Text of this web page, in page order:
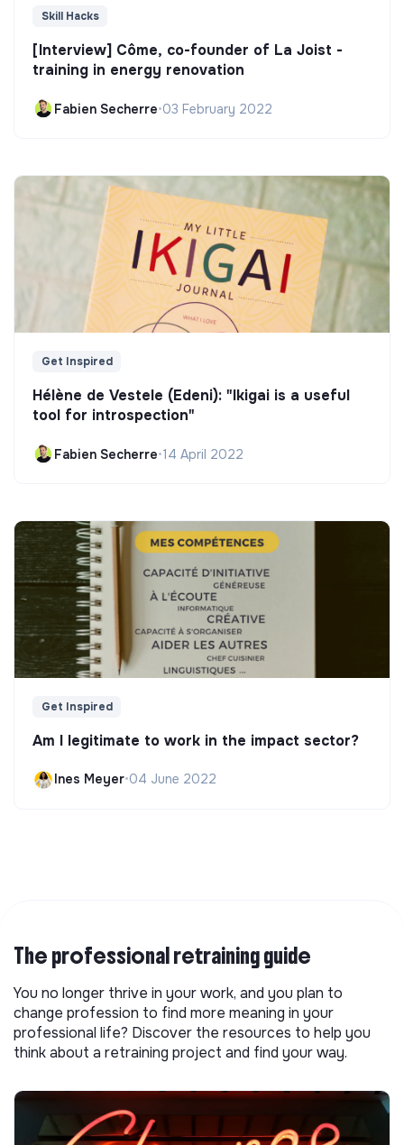
Skill Hacks
[Interview] Côme, co-founder of La Joist -
training in energy renovation
Fabien Secherre•03 February 2022
Get Inspired
Hélène de Vestele (Edeni): "Ikigai is a useful
tool for introspection"
Fabien Secherre•14 April 2022
Get Inspired
Am I legitimate to work in the impact sector?
Ines Meyer•04 June 2022
The professional retraining guide
You no longer thrive in your work, and you plan to
change profession to find more meaning in your
professional life? Discover the resources to help you
think about a retraining project and find your way.